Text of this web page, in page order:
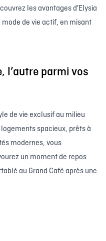
les avantages d'Elysia
de vie actif, en misant
l’autre parmi vos
de vie exclusif au milieu
spacieux, prêts à
modernes, vous
un moment de repos
au Grand Café après une